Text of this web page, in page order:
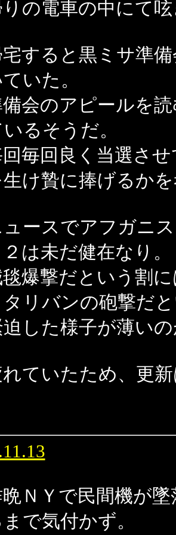
の電車の中にて呟
すると黒ミサ準
いた。
会のアピールを読
るそうだ。
毎回良く当選さ
け贄に捧げるか
ースでアフガニ
２は未だ健在なり。
爆撃だという割
タリバンの砲撃だ
した様子が薄い
ていたため、更
ＮＹで民間機が
で気付かず。